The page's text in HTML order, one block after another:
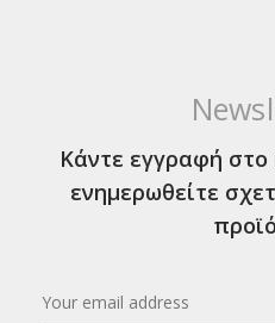
Κάντε εγγραφή
ενημερωθείτε